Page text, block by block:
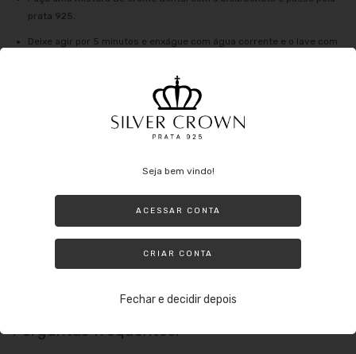
prata 925.
Deixe agir por 5 minutos e enxágue com água corrente e o lave com
forma irá voltar o brilho da prata.
O que se evitar no dia a dia com a prata:
Evite usar a Prata ao fazer tarefas domésticas que possam envolver o
Perguntas frequentes:
Seja bem vindo!
ACESSAR CONTA
CRIAR CONTA
Fechar e decidir depois